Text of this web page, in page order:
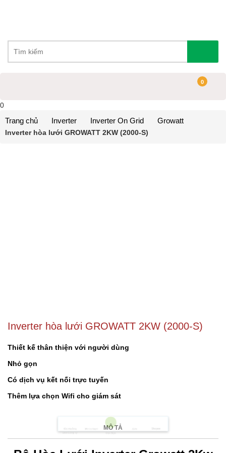
0
Tìm Đường
Messenger
Zalo Shopee
0
Trang chủ Inverter Inverter On Grid Growatt
Inverter hòa lưới GROWATT 2KW (2000-S)
Inverter hòa lưới GROWATT 2KW (2000-S)
Thiết kế thân thiện với người dùng
Nhỏ gọn
Có dịch vụ kết nối trực tuyến
Thêm lựa chọn Wifi cho giám sát
MÔ TẢ